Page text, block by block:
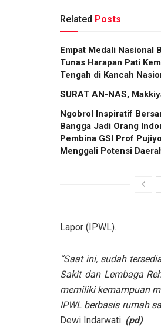
Related Posts
Empat Medali Nasional
Tunas Harapan Pati
Tengah di Kancah
SURAT AN-NAS,
Ngobrol Inspiratif
Bangga Jadi Orang
Pembina GSI Prof
Menggali Potensi
Lapor (IPWL).
“Saat ini, sudah
Sakit dan Lembaga
memiliki kemampuan
IPWL berbasis rumah
Dewi Indarwati. (pd)